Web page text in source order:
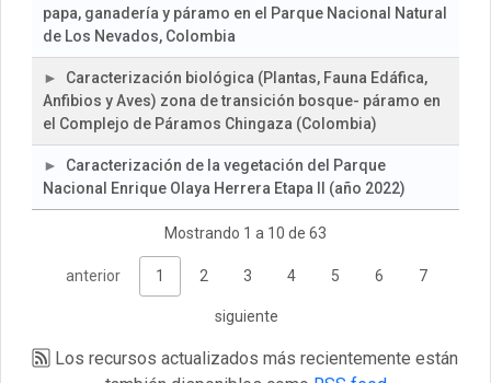
papa, ganadería y páramo en el Parque Nacional Natural
de Los Nevados, Colombia
Caracterización biológica (Plantas, Fauna Edáfica,
Anfibios y Aves) zona de transición bosque- páramo en
el Complejo de Páramos Chingaza (Colombia)
Caracterización de la vegetación del Parque
Nacional Enrique Olaya Herrera Etapa II (año 2022)
Mostrando 1 a 10 de 63
anterior 1 2 3 4 5 6 7
siguiente
Los recursos actualizados más recientemente están